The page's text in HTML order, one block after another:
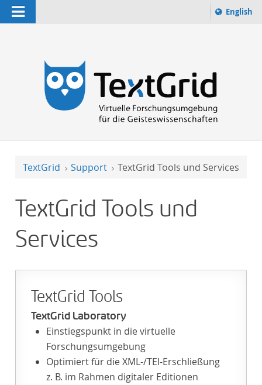
Navigation
zur Suche
Sprache
English
TextGrid Support TextGrid Tools und Services
TextGrid Tools und
Services
TextGrid Tools
TextGrid Laboratory
Einstiegspunkt in die virtuelle
Forschungsumgebung
Optimiert für die XML-/TEI-Erschließung
z. B. im Rahmen digitaler Editionen